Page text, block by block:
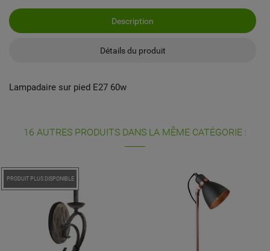
Description
Détails du produit
Lampadaire sur pied E27 60w
16 AUTRES PRODUITS DANS LA MÊME CATÉGORIE :
PROMO !
PRODUIT PLUS DISPONIBLE